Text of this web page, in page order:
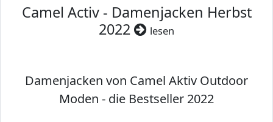
Camel Activ - Damenjacken Herbst
2022
lesen
Damenjacken von Camel Aktiv Outdoor
Moden - die Bestseller 2022